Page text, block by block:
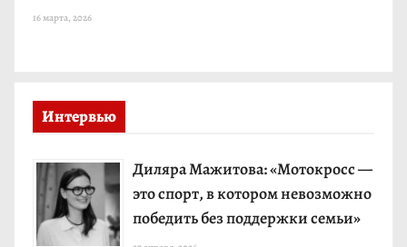
16 марта, 2026
Интервью
Диляра Мажитова: «Мотокросс —
это спорт, в котором невозможно
победить без поддержки семьи»